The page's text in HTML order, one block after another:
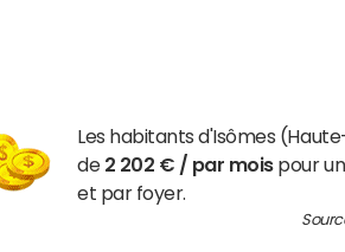
Les habitants d'Isômes
de 2 202 € / par moispour
et par foyer.